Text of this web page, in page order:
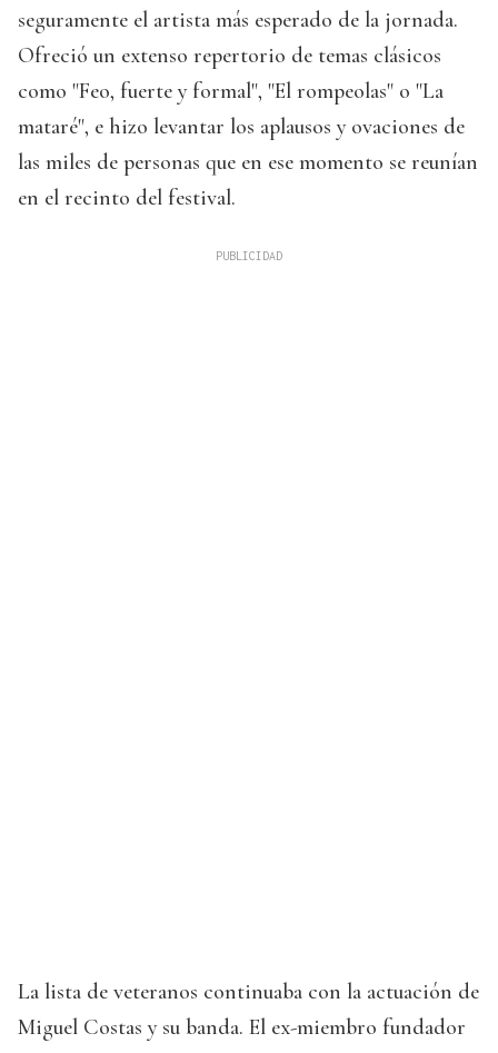
seguramente el artista más esperado de la jornada.
Ofreció un extenso repertorio de temas clásicos
como "Feo, fuerte y formal", "El rompeolas" o "La
mataré", e hizo levantar los aplausos y ovaciones de
las miles de personas que en ese momento se reunían
en el recinto del festival.
La lista de veteranos continuaba con la actuación de
Miguel Costas y su banda. El ex-miembro fundador